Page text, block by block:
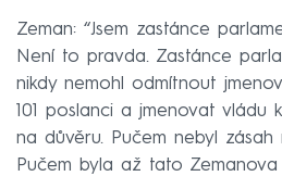
Zeman: “Jsem zastánce
Není to pravda. Zastánce
nikdy nemohl odmítnout
101 poslanci a jmenovat vládu
na důvěru. Pučem nebyl
Pučem byla až tato Zemanova